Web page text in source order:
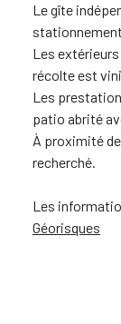
Le gîte
Les
récolte est
Les
patio abrité
À proximité
recherché.
Les
Géorisques